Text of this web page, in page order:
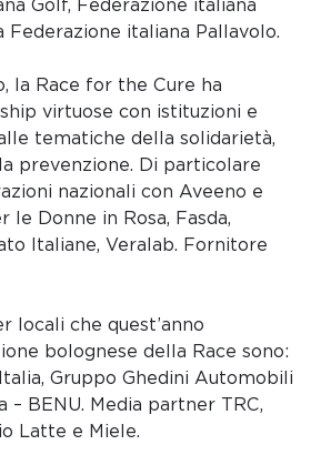
Golf, Federazione italiana
Federazione italiana Pallavolo.
la Race for the Cure ha
virtuose con istituzioni e
tematiche della solidarietà,
prevenzione. Di particolare
nazionali con Aveeno e
le Donne in Rosa, Fasda,
Italiane, Veralab. Fornitore
locali che quest’anno
bolognese della Race sono:
Gruppo Ghedini Automobili
– BENU. Media partner TRC,
Latte e Miele.